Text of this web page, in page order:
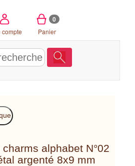
compte
0
Panier
alphabet N°02
argenté 8x9 mm